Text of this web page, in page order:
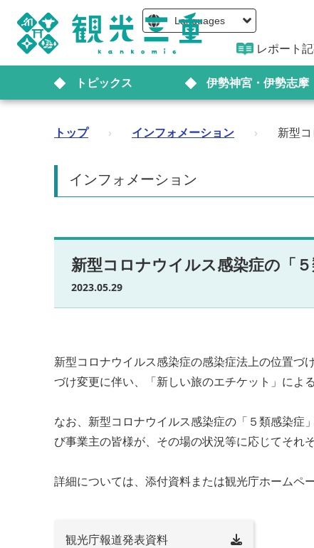
Languages
レポート
トピックス 伊勢神宮・伊勢志摩
トップ › インフォメーション › 新型
インフォメーション
新型コロナウイルス感染症の「
2023.05.29
新型コロナウイルス感染症の感染症法上の位置づ
づけ変更に伴い、「新しい旅のエチケット」によ
なお、新型コロナウイルス感染症の「５類感染症
び事業主の皆様が、その場の状況等に応じてそれ
詳細については、添付資料または観光庁ホームペ
観光庁報道発表資料